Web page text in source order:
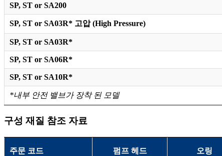
SP, ST or SA200
SP, ST or SA03R* 고압 (High Pressure)
SP, ST or SA03R*
SP, ST or SA06R*
SP, ST or SA10R*
*내부 안전 밸브가 장착 된 모델
구성 재질 참조 자료
주문 코드 펌프 헤드 오링